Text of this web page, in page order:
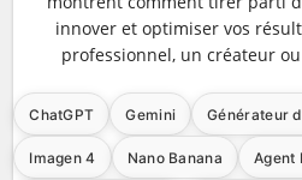
innover et optimiser vos
professionnel, un créateur
ChatGPT Gemini Générateur
Imagen 4 Nano Banana Agent